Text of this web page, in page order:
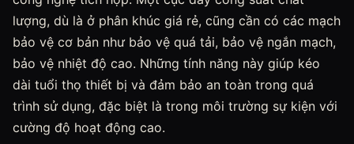
lượng, dù là ở phân khúc giá rẻ, cũng cần có các mạch
bảo vệ cơ bản như bảo vệ quá tải, bảo vệ ngắn mạch,
bảo vệ nhiệt độ cao. Những tính năng này giúp kéo
dài tuổi thọ thiết bị và đảm bảo an toàn trong quá
trình sử dụng, đặc biệt là trong môi trường sự kiện với
cường độ hoạt động cao.